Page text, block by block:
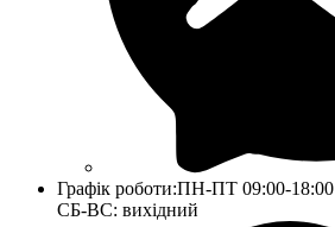
Графік роботи:ПН-ПТ 09:00-18:00
СБ-ВС: вихідний